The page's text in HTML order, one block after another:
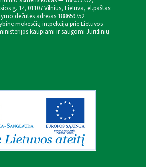
g. 14, 01107 Vilnius, Lietuva, el.paštas:
dėžutės adresas 188659752
mokesčių inspekciją prie Lietuvos
kaupiami ir saugomi Juridinių